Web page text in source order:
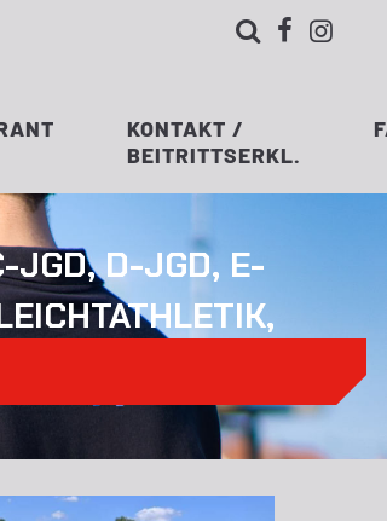
  
KONTAKT /
BEITRITTSERKL.
JGD,D-JGD, E-
,